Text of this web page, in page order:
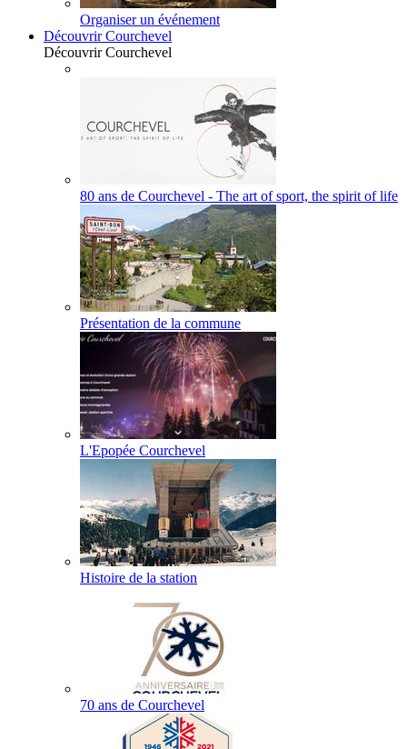
Organiser un événement
Découvrir Courchevel
Découvrir Courchevel
80 ans de Courchevel - The art of sport, the spirit of life
Présentation de la commune
L'Epopée Courchevel
Histoire de la station
70 ans de Courchevel